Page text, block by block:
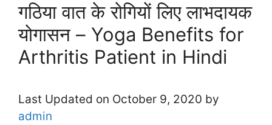
गठिया वात के रोगियों लिए लाभदायक
योगासन – Yoga Benefits for
Arthritis Patient in Hindi
Last Updated on October 9, 2020 by
admin